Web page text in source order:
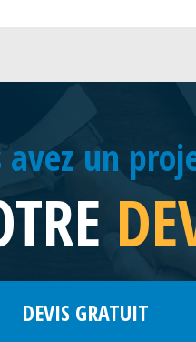
avez un
DEVIS GRATUIT